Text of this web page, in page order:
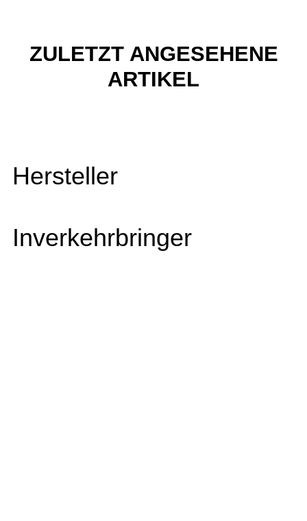
ZULETZT ANGESEHENE
ARTIKEL
Hersteller
Inverkehrbringer